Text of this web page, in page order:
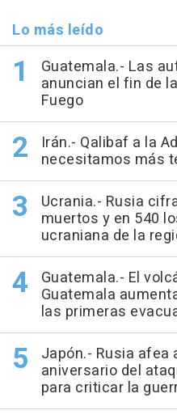
Lo más leído
Guatemala.- Las
anuncian el fin de
Fuego
Irán.- Qalibaf a la
necesitamos más
Ucrania.- Rusia
muertos y en 540
ucraniana de la
Guatemala.- El
Guatemala
las primeras
Japón.- Rusia afea
aniversario del
para criticar la